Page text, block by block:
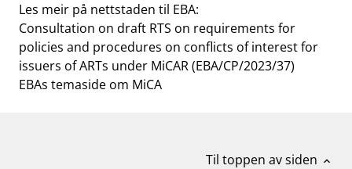
Les meir på nettstaden til EBA:
Consultation on draft RTS on requirements for
policies and procedures on conflicts of interest for
issuers of ARTs under MiCAR (EBA/CP/2023/37)
EBAs temaside om MiCA
Til toppen av siden expand_less